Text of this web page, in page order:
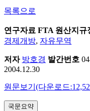
목록으로
연구자료 FTA 원산지규
경제개방, 자유무역
저자 방호경 발간번호
2004.12.30
원문보기(다운로드
국문요약